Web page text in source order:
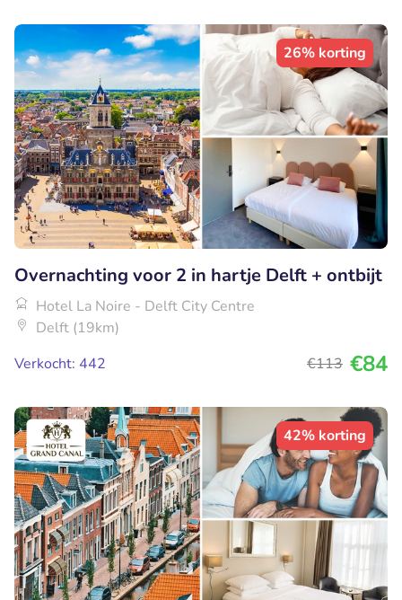
26% korting
Overnachting voor 2 in hartje Delft + ontbijt
Hotel La Noire - Delft City Centre
Delft (19km)
Verkocht: 442
€113 €84
42% korting